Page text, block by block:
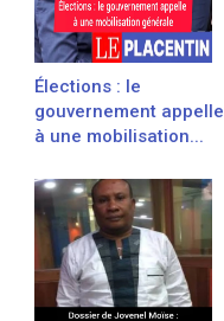
Élections : le
gouvernement appelle
à une mobilisation...